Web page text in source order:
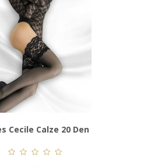
Cecile Calze 20 Den